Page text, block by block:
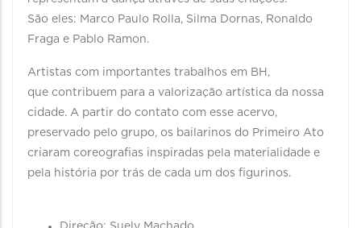
São eles: Marco Paulo Rolla, Silma Dornas, Ronaldo
Fraga e Pablo Ramon.
Artistas com importantes trabalhos em BH,
que contribuem para a valorização artística da nossa
cidade. A partir do contato com esse acervo,
preservado pelo grupo, os bailarinos do Primeiro Ato
criaram coreografias inspiradas pela materialidade e
pela história por trás de cada um dos figurinos.